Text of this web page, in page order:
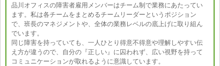
品川オフィスの障害者雇用メンバーはチーム制で業務にあたってい
ます。私は各チームをまとめるチームリーダーというポジション
で、班長のマネジメントや、全体の業務レベルの底上げに取り組ん
でいます。
同じ障害を持っていても、一人ひとり得意不得意や理解しやすい伝
え方が違うので、自分の『正しい』に囚われず、広い視野を持って
コミュニケーションが取れるように意識しています。